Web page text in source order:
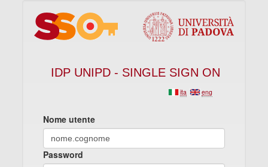
IDP UNIPD - SINGLE SIGN ON
eng
ita
Nome utente
Password